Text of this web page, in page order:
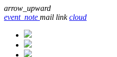
arrow_upward
event_note mail link cloud